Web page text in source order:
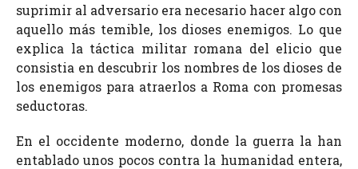
suprimir al adversario era necesario hacer algo con
aquello más temible, los dioses enemigos. Lo que
explica la táctica militar romana del elicio que
consistia en descubrir los nombres de los dioses de
los enemigos para atraerlos a Roma con promesas
seductoras.
En el occidente moderno, donde la guerra la han
entablado unos pocos contra la humanidad entera,